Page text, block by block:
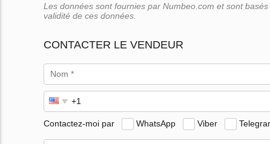
Les données sont fournies par Numbeo.com et sont
validité de ces données.
CONTACTER LE VENDEUR
Contactez-moi par WhatsApp Viber